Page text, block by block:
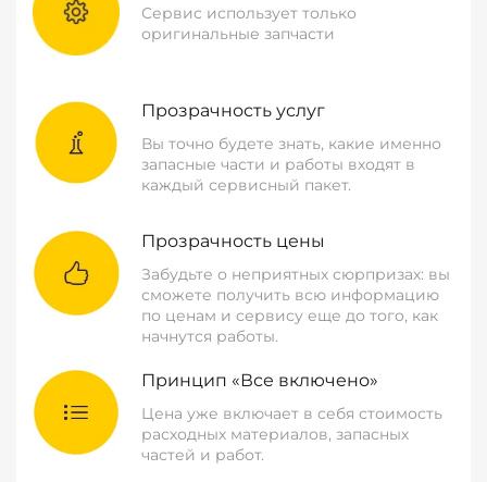
Сервис использует только
оригинальные запчасти
Прозрачность услуг
Вы точно будете знать, какие именно
запасные части и работы входят в
каждый сервисный пакет.
Прозрачность цены
Забудьте о неприятных сюрпризах: вы
сможете получить всю информацию
по ценам и сервису еще до того, как
начнутся работы.
Принцип «Все включено»
Цена уже включает в себя стоимость
расходных материалов, запасных
частей и работ.